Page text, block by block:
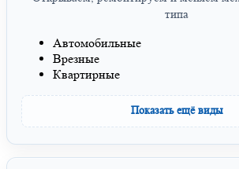
типа
Автомобильные
Врезные
Квартирные
Показать ещё виды